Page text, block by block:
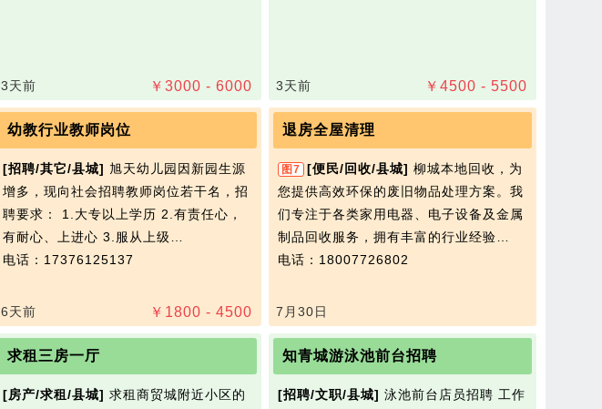
￥ 3000 - 6000
3天前 ￥ 4500 - 5500
3天前
幼教行业教师岗位
[招聘/其它/县城] 旭天幼儿园因新园生源
增多，现向社会招聘教师岗位若干名，招
聘要求： 1.大专以上学历 2.有责任心，
有耐心、上进心 3.服从上级…
电话：17376125137
￥ 1800 - 4500
6天前
退房全屋清理
图7 [便民/回收/县城] 柳城本地回收，为
您提供高效环保的废旧物品处理方案。我
们专注于各类家用电器、电子设备及金属
制品回收服务，拥有丰富的行业经验…
电话：18007726802
7月30日
求租三房一厅
[房产/求租/县城] 求租商贸城附近小区的
知青城游泳池前台招聘
[招聘/文职/县城] 泳池前台店员招聘 工作